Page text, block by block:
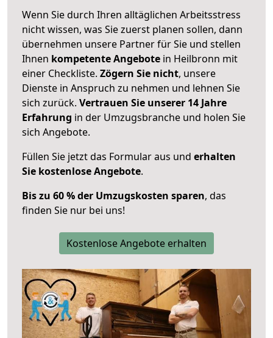
Wenn Sie durch Ihren alltäglichen Arbeitsstress
nicht wissen, was Sie zuerst planen sollen, dann
übernehmen unsere Partner für Sie und stellen
Ihnen kompetente Angebote in Heilbronn mit
einer Checkliste. Zögern Sie nicht, unsere
Dienste in Anspruch zu nehmen und lehnen Sie
sich zurück. Vertrauen Sie unserer 14 Jahre
Erfahrung in der Umzugsbranche und holen Sie
sich Angebote.
Füllen Sie jetzt das Formular aus und erhalten
Sie kostenlose Angebote.
Bis zu 60 % der Umzugskosten sparen, das
finden Sie nur bei uns!
Kostenlose Angebote erhalten